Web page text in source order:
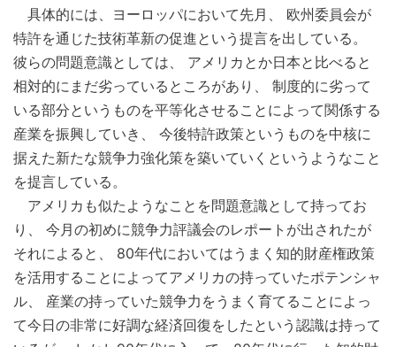
具体的には、ヨーロッパにおいて先月、 欧州委員会が
特許を通じた技術革新の促進という提言を出している。
彼らの問題意識としては、 アメリカとか日本と比べると
相対的にまだ劣っているところがあり、 制度的に劣って
いる部分というものを平等化させることによって関係する
産業を振興していき、 今後特許政策というものを中核に
据えた新たな競争力強化策を築いていくというようなこと
を提言している。
アメリカも似たようなことを問題意識として持ってお
り、 今月の初めに競争力評議会のレポートが出されたが
それによると、 80年代においてはうまく知的財産権政策
を活用することによってアメリカの持っていたポテンシャ
ル、 産業の持っていた競争力をうまく育てることによっ
て今日の非常に好調な経済回復をしたという認識は持って